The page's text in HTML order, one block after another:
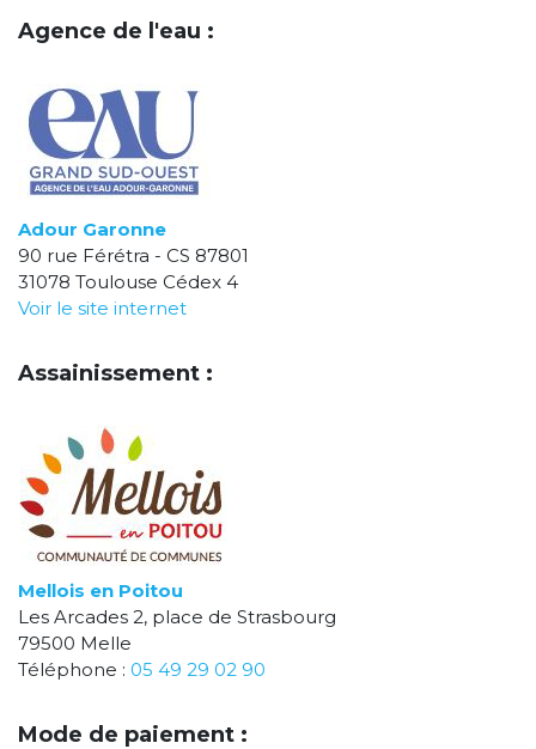
Agence de l'eau :
Adour Garonne
90 rue Férétra - CS 87801
31078 Toulouse Cédex 4
Voir le site internet
Assainissement :
Mellois en Poitou
Les Arcades 2, place de Strasbourg
79500 Melle
Téléphone : 05 49 29 02 90
Mode de paiement :